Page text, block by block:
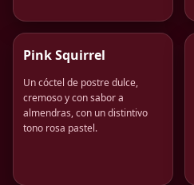
Pink Squirrel
Un cóctel de postre dulce,
cremoso y con sabor a
almendras, con un distintivo
tono rosa pastel.